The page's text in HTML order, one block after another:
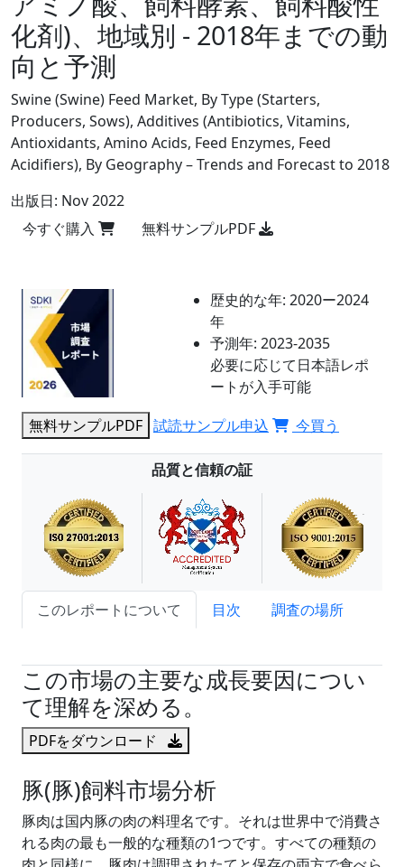
化剤)、地域別 - 2018年までの動
向と予測
Swine (Swine) Feed Market, By Type (Starters,
Producers, Sows), Additives (Antibiotics, Vitamins,
Antioxidants, Amino Acids, Feed Enzymes, Feed
Acidifiers), By Geography – Trends and Forecast to 2018
出版日: Nov 2022
今すぐ購入
無料サンプルPDF
歴史的な年: 2020ー2024
年
予測年: 2023-2035
必要に応じて日本語レポ
ートが入手可能
無料サンプルPDF 試読サンプル申込 今買う
品質と信頼の証
このレポートについて 目次
調査の場所
この市場の主要な成長要因につい
て理解を深める。
PDFをダウンロード
豚(豚)飼料市場分析
豚肉は国内豚の肉の料理名です。それは世界中で消費さ
れる肉の最も一般的な種類の1つです。すべての種類の